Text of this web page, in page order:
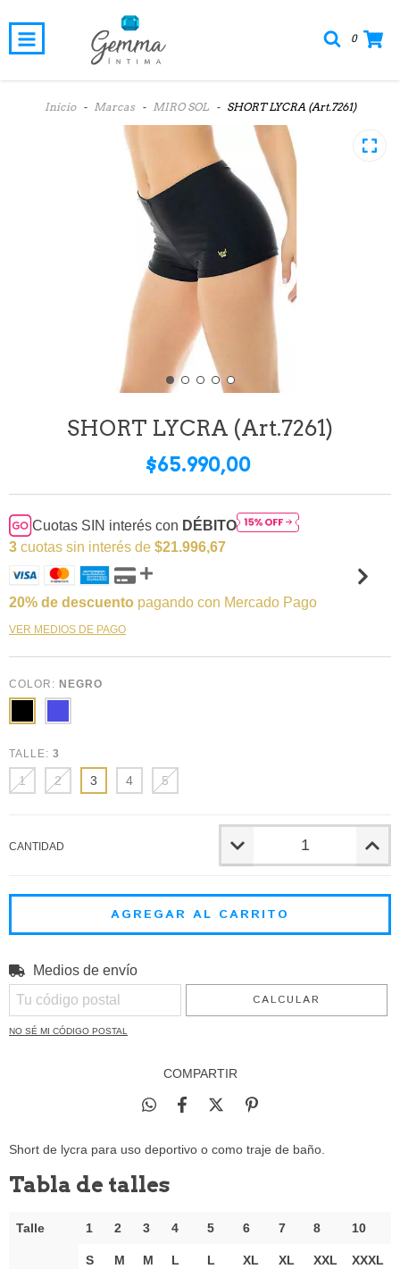
0
Inicio - Marcas - MIRO SOL - SHORT LYCRA (Art.7261)
SHORT LYCRA (Art.7261)
$65.990,00
Cuotas SIN interés con DÉBITO
3 cuotas sin interés de $21.996,67
20% de descuento pagando con Mercado Pago
VER MEDIOS DE PAGO
COLOR: NEGRO
TALLE: 3
1 2 3 4 5
CANTIDAD
Entregas para el CP:
Medios de envío
CALCULAR
NO SÉ MI CÓDIGO POSTAL
COMPARTIR
Short de lycra para uso deportivo o como traje de baño.
Tabla de talles
Talle 1 2 3 4 5 6 7 8 10
S M M L L XL XL XXL XXXL